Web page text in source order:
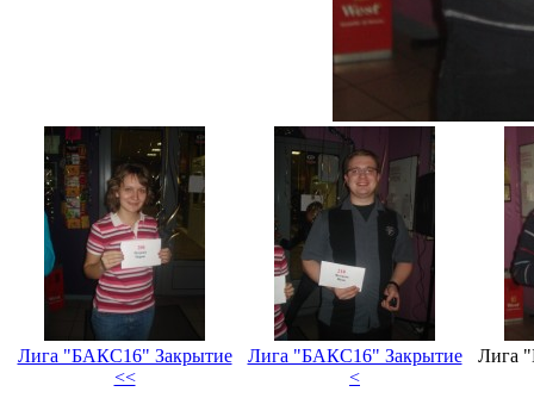
Лига "БАКС16" Закрытие Лига "БАКС16" Закрытие
Лига
<<
<